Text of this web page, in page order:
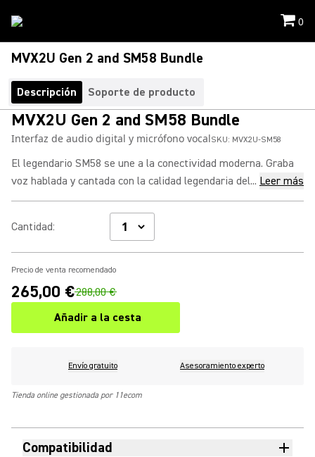
0
MVX2U Gen 2 and SM58 Bundle
Descripción Soporte de producto
MVX2U Gen 2 and SM58 Bundle
Interfaz de audio digital y micrófono vocalSKU: MVX2U-SM58
El legendario SM58 se une a la conectividad moderna. Graba
voz hablada y cantada con la calidad legendaria del... Leer más
Cantidad:
Precio de venta recomendado
265,00 €288,00 €
Añadir a la cesta
Envío gratuito Asesoramiento experto
Tienda online gestionada por 11ecom
Compatibilidad